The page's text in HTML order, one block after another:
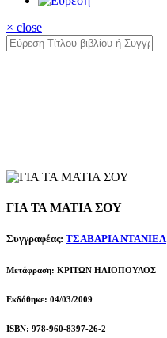
× close
ΓΙΑ ΤΑ ΜΑΤΙΑ ΣΟΥ
Συγγραφέας: ΤΣΑΒΑΡΙΑ ΝΤΑΝΙΕΛ
Μετάφραση: ΚΡΙΤΩΝ ΗΛΙΟΠΟΥΛΟΣ
Εκδόθηκε: 04/03/2009
ISBN: 978-960-8397-26-2